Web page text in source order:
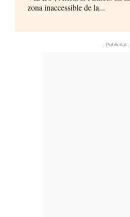
zona inaccessible de la...
- Publicitat -